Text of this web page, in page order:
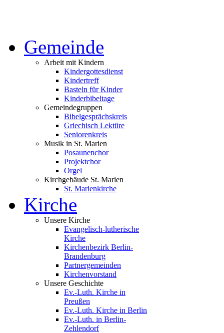
Gemeinde
Arbeit mit Kindern
Kindergottesdienst
Kindertreff
Basteln für Kinder
Kinderbibeltage
Gemeindegruppen
Bibelgesprächskreis
Griechisch Lektüre
Seniorenkreis
Musik in St. Marien
Posaunenchor
Projektchor
Orgel
Kirchgebäude St. Marien
St. Marienkirche
Kirche
Unsere Kirche
Evangelisch-lutherische
Kirche
Kirchenbezirk Berlin-
Brandenburg
Partnergemeinden
Kirchenvorstand
Unsere Geschichte
Ev.-Luth. Kirche in
Preußen
Ev.-Luth. Kirche in Berlin
Ev.-Luth. in Berlin-
Zehlendorf